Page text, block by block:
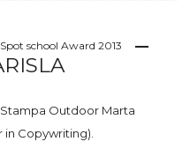
Spot school Award 2013
Stampa Outdoor Marta
in Copywriting).